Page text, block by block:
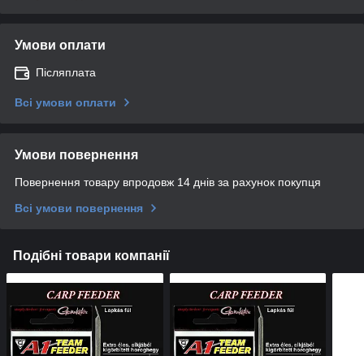
Умови оплати
Післяплата
Всі умови оплати
Умови повернення
Повернення товару впродовж 14 днів за рахунок покупця
Всі умови повернення
Подібні товари компанії